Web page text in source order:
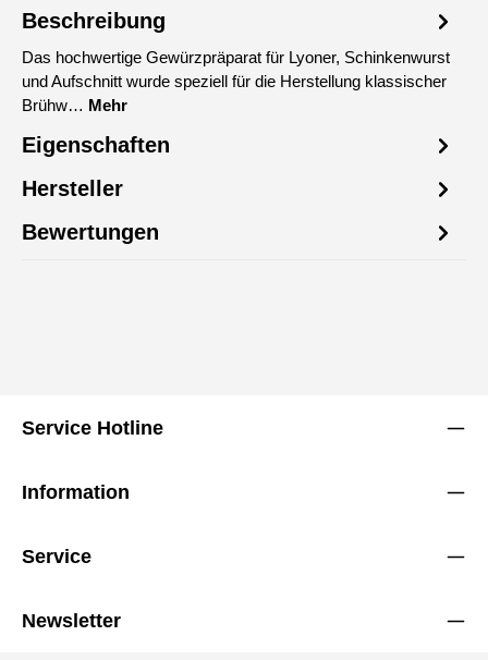
Beschreibung
Das hochwertige Gewürzpräparat für Lyoner, Schinkenwurst
und Aufschnitt wurde speziell für die Herstellung klassischer
Brühw… Mehr
Eigenschaften
Hersteller
Bewertungen
Service Hotline
Information
Service
Newsletter